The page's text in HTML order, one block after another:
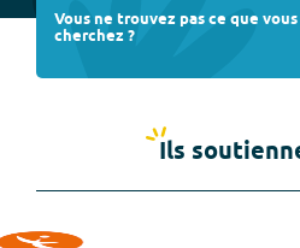
Vous ne trouvez pas ce que vous
cherchez ?
Ils